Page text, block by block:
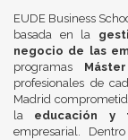
EUDE Business
basada en la
negocio de las
programas
profesionales de
Madrid
la educación y
empresarial.